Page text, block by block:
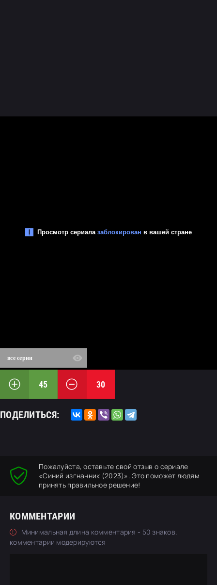
все серии
45 30
ПОДЕЛИТЬСЯ:
Пожалуйста, оставьте свой отзыв о сериале
«Синий изгнанник (2023)». Это поможет людям
принять правильное решение!
КОММЕНТАРИИ
Минимальная длина комментария - 50 знаков.
комментарии модерируются